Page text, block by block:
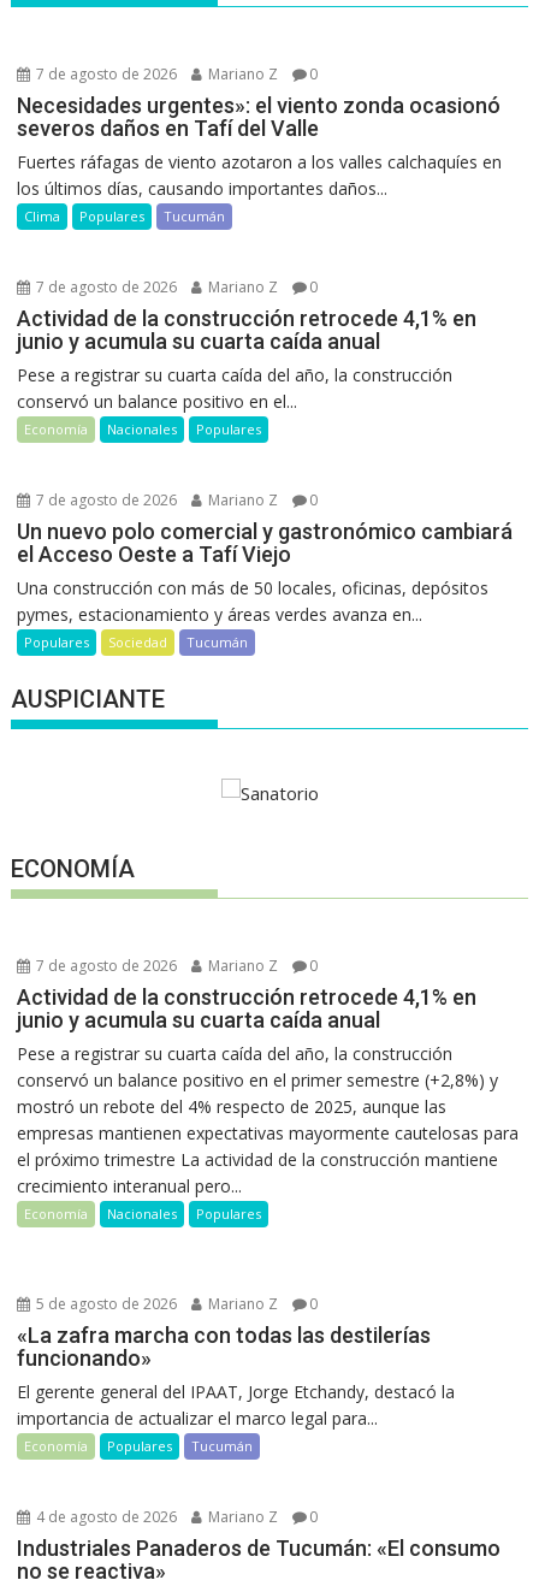
7 de agosto de 2026 Mariano Z 0
Necesidades urgentes»: el viento zonda ocasionó
severos daños en Tafí del Valle
Fuertes ráfagas de viento azotaron a los valles calchaquíes en
los últimos días, causando importantes daños...
Clima Populares Tucumán
7 de agosto de 2026 Mariano Z 0
Actividad de la construcción retrocede 4,1% en
junio y acumula su cuarta caída anual
Pese a registrar su cuarta caída del año, la construcción
conservó un balance positivo en el...
Economía Nacionales Populares
7 de agosto de 2026 Mariano Z 0
Un nuevo polo comercial y gastronómico cambiará
el Acceso Oeste a Tafí Viejo
Una construcción con más de 50 locales, oficinas, depósitos
pymes, estacionamiento y áreas verdes avanza en...
Populares Sociedad Tucumán
AUSPICIANTE
ECONOMÍA
7 de agosto de 2026 Mariano Z 0
Actividad de la construcción retrocede 4,1% en
junio y acumula su cuarta caída anual
Pese a registrar su cuarta caída del año, la construcción
conservó un balance positivo en el primer semestre (+2,8%) y
mostró un rebote del 4% respecto de 2025, aunque las
empresas mantienen expectativas mayormente cautelosas para
el próximo trimestre La actividad de la construcción mantiene
crecimiento interanual pero...
Economía Nacionales Populares
5 de agosto de 2026 Mariano Z 0
«La zafra marcha con todas las destilerías
funcionando»
El gerente general del IPAAT, Jorge Etchandy, destacó la
importancia de actualizar el marco legal para...
Economía Populares Tucumán
4 de agosto de 2026 Mariano Z 0
Industriales Panaderos de Tucumán: «El consumo
no se reactiva»